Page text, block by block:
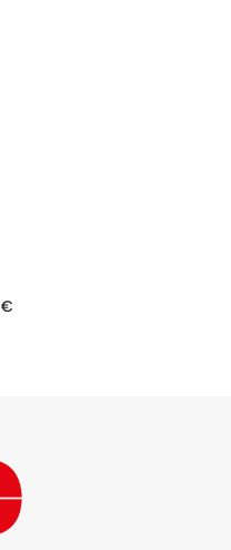
pour iPad Pro 12.9
€